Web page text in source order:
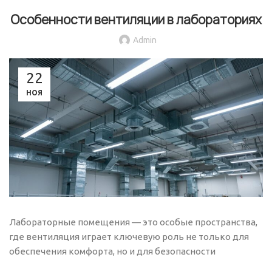
Особенности вентиляции в лабораториях
Admin
22
НОЯ
Лабораторные помещения — это особые пространства,
где вентиляция играет ключевую роль не только для
обеспечения комфорта, но и для безопасности